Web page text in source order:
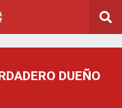
DUEÑO